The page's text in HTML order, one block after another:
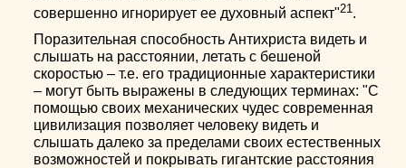
совершенно игнорирует ее духовный аспект"21 .
Поразительная способность Антихриста видеть и
слышать на расстоянии, летать с бешеной
скоростью – т.е. его традиционные характеристики
– могут быть выражены в следующих терминах: "С
помощью своих механических чудес современная
цивилизация позволяет человеку видеть и
слышать далеко за пределами своих естественных
возможностей и покрывать гигантские расстояния